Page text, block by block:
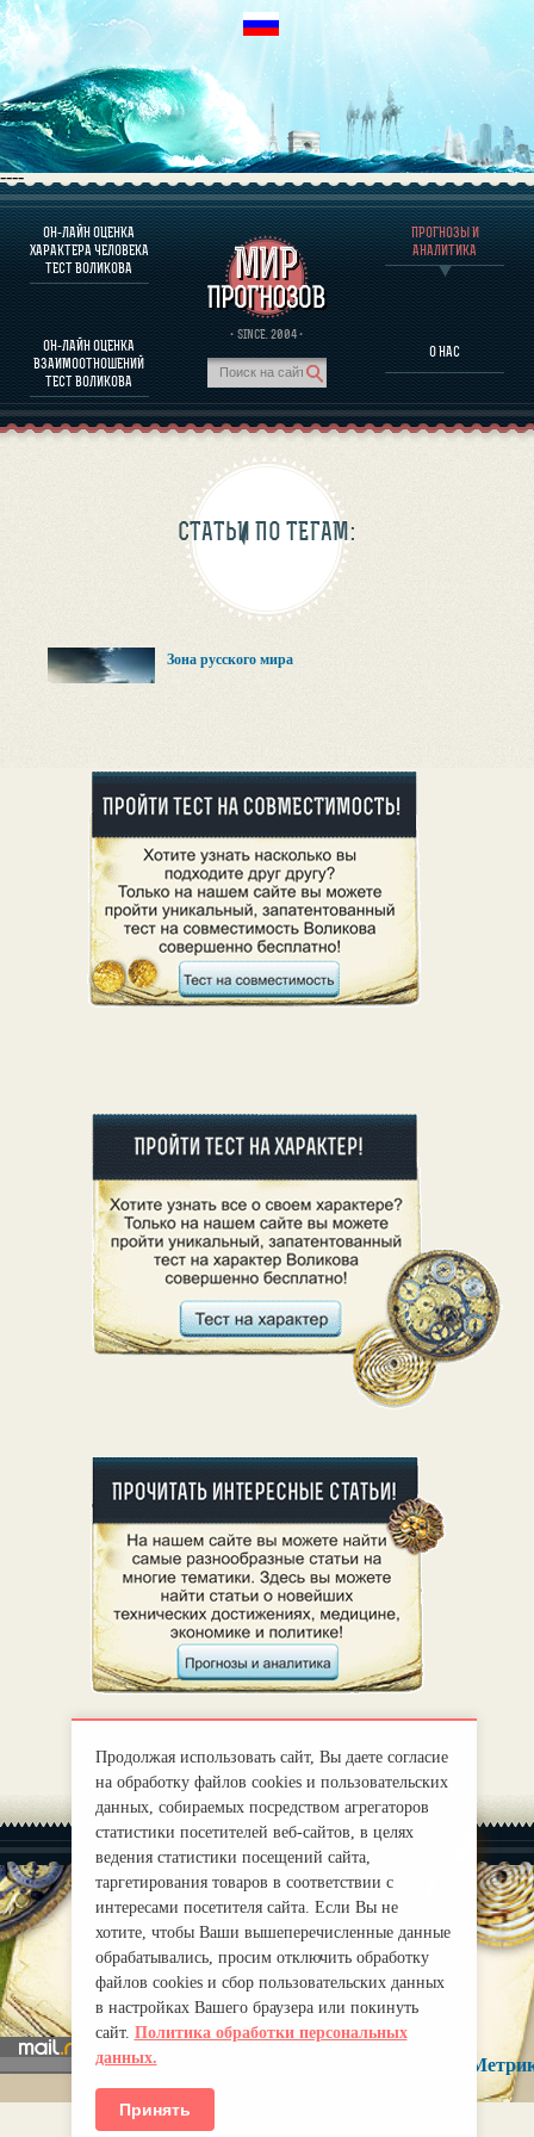
----
ОН-ЛАЙН ОЦЕНКА
ХАРАКТЕРА ЧЕЛОВЕКА
ТЕСТ ВОЛИКОВА
ОН-ЛАЙН ОЦЕНКА
ВЗАИМООТНОШЕНИЙ
ТЕСТ ВОЛИКОВА
· SINCE. 2004 ·
ПРОГНОЗЫ И
АНАЛИТИКА
О НАС
О ПРОГРАММЕ
ОЦЕНКА ХАРАКТЕРA ЧЕЛОВЕКА
ОЦЕНКА ХАРАКТЕРА ВЫДАЮЩИХСЯ ЛИЧНОСТЕЙ
О ПРОГРАММЕ
ПРОГНОЗЫ И АНАЛИТИКА
СТАТЬИ ПО ТЕГАМ:
Зона русского мира
О нас
Правила
mirprognoz@mail.ru
Продолжая использовать сайт, Вы даете согласие
на обработку файлов cookies и пользовательских
данных, собираемых посредством агрегаторов
статистики посетителей веб-сайтов, в целях
ведения статистики посещений сайта,
таргетирования товаров в соответствии с
интересами посетителя сайта. Если Вы не
хотите, чтобы Ваши вышеперечисленные данные
обрабатывались, просим отключить обработку
файлов cookies и сбор пользовательских данных
в настройках Вашего браузера или покинуть
сайт. Политика обработки персональных
данных.
Принять